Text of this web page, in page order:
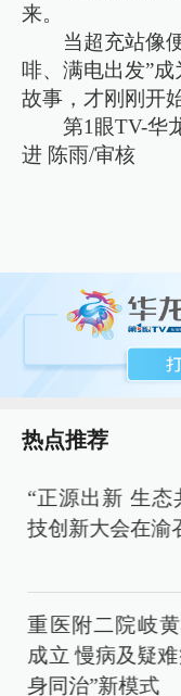
来。
当超充站像
啡、满电出发”
故事，才刚刚开始
第1眼TV-华
进 陈雨/审核
热点推荐
“正源出新 生态
技创新大会在渝
重医附二院岐
成立 慢病及疑
身同治”新模式